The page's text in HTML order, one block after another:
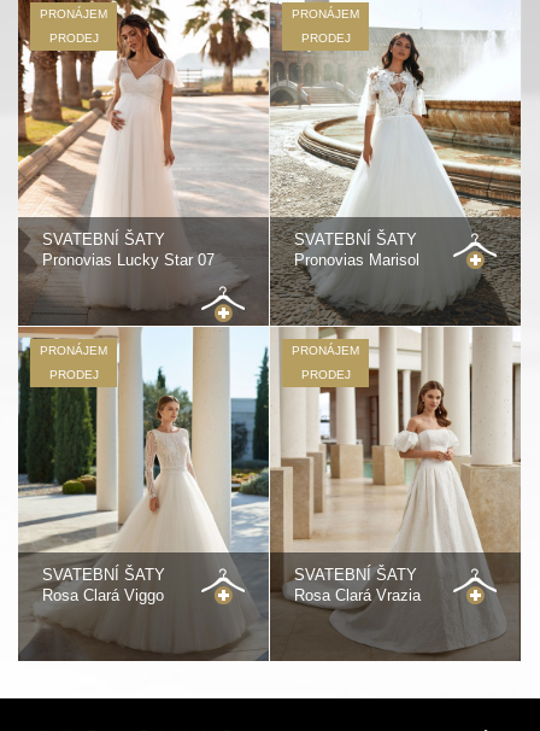
PRONÁJEM
PRODEJ
SVATEBNÍ ŠATY
Pronovias Lucky Star 07
PRONÁJEM
PRODEJ
SVATEBNÍ ŠATY
Pronovias Marisol
PRONÁJEM
PRODEJ
SVATEBNÍ ŠATY
Rosa Clará Viggo
PRONÁJEM
PRODEJ
SVATEBNÍ ŠATY
Rosa Clará Vrazia